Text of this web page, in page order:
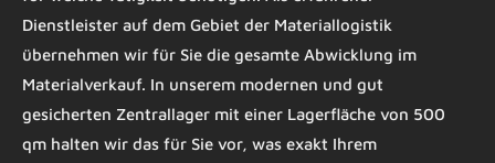
Dienstleister auf dem Gebiet der Materiallogistik
übernehmen wir für Sie die gesamte Abwicklung im
Materialverkauf. In unserem modernen und gut
gesicherten Zentrallager mit einer Lagerfläche von 500
qm halten wir das für Sie vor, was exakt Ihrem